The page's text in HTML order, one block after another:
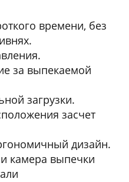
времени, без
за выпекаемой
загрузки.
засчет
дизайн.
камера выпечки